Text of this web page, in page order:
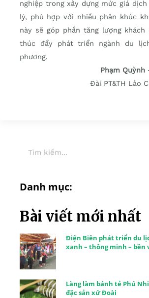
nghiệp trong xây dựng mức giá
lý, phù hợp với nhiều phân khúc
này sẽ góp phần tăng lượng khách
thúc đẩy phát triển ngành du
phương.
Phạm Quỳnh
Đài PT&TH Lào
Danh mục:
Bài viết mới nhất
Điện Biên phát triển du
xanh – thông minh – bền
Làng làm bánh tẻ Phú
đặc sản xứ Đoài